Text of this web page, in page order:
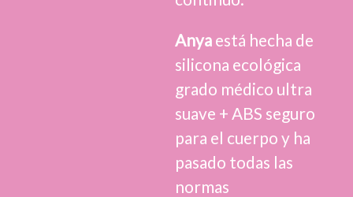
Anya está hecha de
silicona ecológica
grado médico ultra
suave + ABS seguro
para el cuerpo y ha
pasado todas las
normas